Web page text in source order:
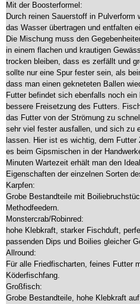
Mit der Boosterformel:
Durch reinen Sauerstoff in
das Wasser übertragen und entfalten
Die Mischung muss den
in einem flachen und krautigen
trocken bleiben, dass es zerfällt und
sollte nur eine Spur fester sein, als
dass man einen gekneteten Ballen
Futter befindet sich ebenfalls noch
bessere Freisetzung des Futters.
das Futter von der Strömung zu
sehr viel fester ausfallen, und sich zu
lassen. Hier ist es wichtig, dem Futter
es beim Gipsmischen in der
Minuten Wartezeit erhält man den
Eigenschaften der einzelnen Sorten
Karpfen:
Grobe Bestandteile mit
Methodfeedern.
Monstercrab/Robinred:
hohe Klebkraft, starker Fischduft,
passenden Dips und Boilies gleicher
Allround:
Für alle Friedfischarten, feines Futter
Köderfischfang.
Großfisch:
Grobe Bestandteile, hohe Klebkraft